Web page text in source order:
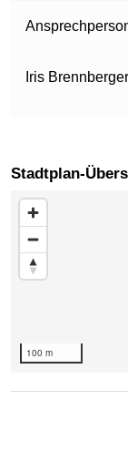
Iris
Stadtplan-
Karte überspringen
100 m